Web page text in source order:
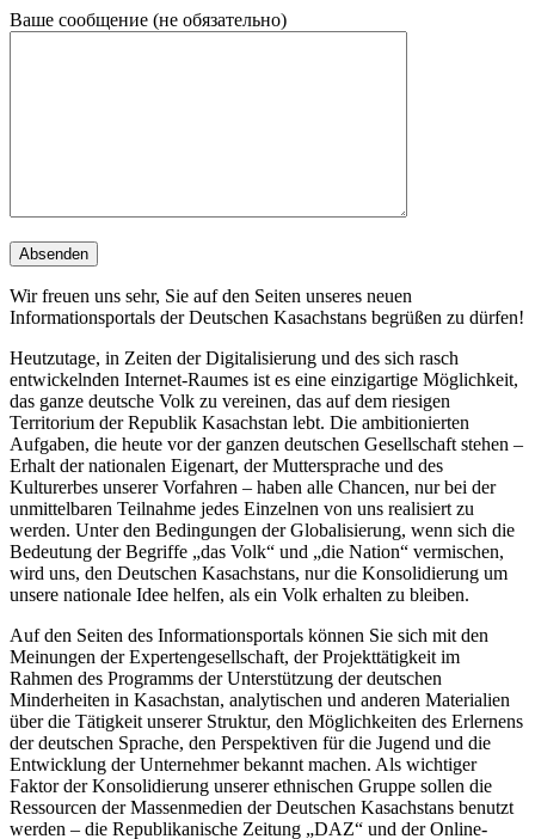
Ваше сообщение (не обязательно)
Wir freuen uns sehr, Sie auf den Seiten unseres neuen
Informationsportals der Deutschen Kasachstans begrüßen zu dürfen!
Heutzutage, in Zeiten der Digitalisierung und des sich rasch
entwickelnden Internet-Raumes ist es eine einzigartige Möglichkeit,
das ganze deutsche Volk zu vereinen, das auf dem riesigen
Territorium der Republik Kasachstan lebt. Die ambitionierten
Aufgaben, die heute vor der ganzen deutschen Gesellschaft stehen –
Erhalt der nationalen Eigenart, der Muttersprache und des
Kulturerbes unserer Vorfahren – haben alle Chancen, nur bei der
unmittelbaren Teilnahme jedes Einzelnen von uns realisiert zu
werden. Unter den Bedingungen der Globalisierung, wenn sich die
Bedeutung der Begriffe „das Volk“ und „die Nation“ vermischen,
wird uns, den Deutschen Kasachstans, nur die Konsolidierung um
unsere nationale Idee helfen, als ein Volk erhalten zu bleiben.
Auf den Seiten des Informationsportals können Sie sich mit den
Meinungen der Expertengesellschaft, der Projekttätigkeit im
Rahmen des Programms der Unterstützung der deutschen
Minderheiten in Kasachstan, analytischen und anderen Materialien
über die Tätigkeit unserer Struktur, den Möglichkeiten des Erlernens
der deutschen Sprache, den Perspektiven für die Jugend und die
Entwicklung der Unternehmer bekannt machen. Als wichtiger
Faktor der Konsolidierung unserer ethnischen Gruppe sollen die
Ressourcen der Massenmedien der Deutschen Kasachstans benutzt
werden – die Republikanische Zeitung „DAZ“ und der Online-